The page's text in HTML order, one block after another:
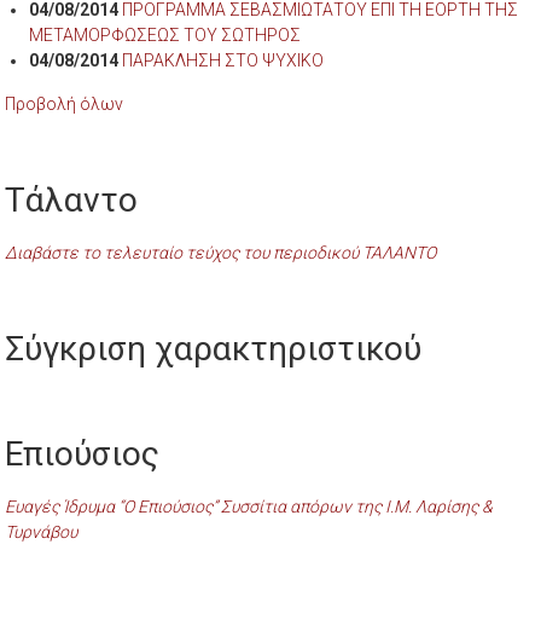
04/08/2014 ΠΡΟΓΡΑΜΜΑ ΣΕΒΑΣΜΙΩΤΑΤΟΥ ΕΠΙ ΤΗ ΕΟΡΤΗ ΤΗΣ
ΜΕΤΑΜΟΡΦΩΣΕΩΣ ΤΟΥ ΣΩΤΗΡΟΣ
04/08/2014 ΠΑΡΑΚΛΗΣΗ ΣΤΟ ΨΥΧΙΚΟ
Προβολή όλων
Τάλαντο
Διαβάστε το τελευταίο τεύχος του περιοδικού ΤΑΛΑΝΤΟ
Σύγκριση χαρακτηριστικού
Επιούσιος
Ευαγές Ίδρυμα “Ο Επιούσιος” Συσσίτια απόρων της Ι.Μ. Λαρίσης &
Τυρνάβου